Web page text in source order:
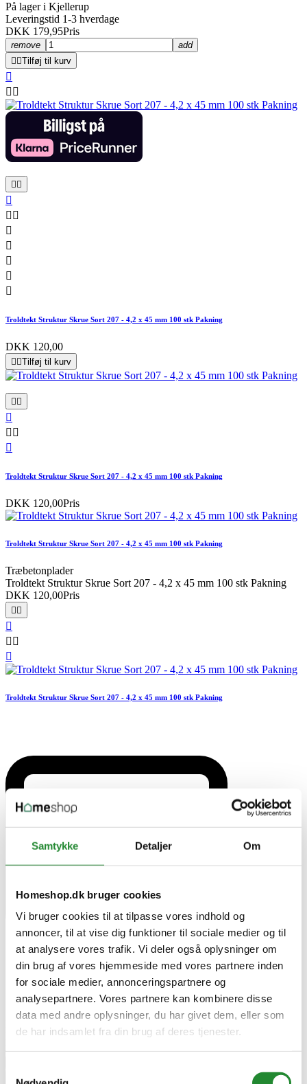
Samtykke Detaljer Om
Homeshop.dk bruger cookies
Vi bruger cookies til at tilpasse vores indhold og
annoncer, til at vise dig funktioner til sociale medier og til
at analysere vores trafik. Vi deler også oplysninger om
din brug af vores hjemmeside med vores partnere inden
for sociale medier, annonceringspartnere og
analysepartnere. Vores partnere kan kombinere disse
data med andre oplysninger, du har givet dem, eller som
de har indsamlet fra din brug af deres tjenester.
På lager i Kjellerup
Leveringstid 1-3 hverdage
DKK 179,95Pris
remove
add
 Tilføj til kurv

 
 

 





Troldtekt Struktur Skrue Sort 207 - 4,2 x 45 mm 100 stk Pakning
DKK 120,00
 Tilføj til kurv
 

 

Troldtekt Struktur Skrue Sort 207 - 4,2 x 45 mm 100 stk Pakning
DKK 120,00Pris
Troldtekt Struktur Skrue Sort 207 - 4,2 x 45 mm 100 stk Pakning
Træbetonplader
Troldtekt Struktur Skrue Sort 207 - 4,2 x 45 mm 100 stk Pakning
DKK 120,00Pris
 

 

Troldtekt Struktur Skrue Sort 207 - 4,2 x 45 mm 100 stk Pakning
Leveringstid 1-3 hverdage
DKK 120,00Pris
Tilføj til kurv